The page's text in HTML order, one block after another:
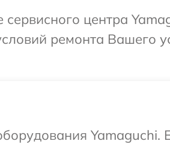
сервисного центра
ремонта Вашего
Yamaguchi.